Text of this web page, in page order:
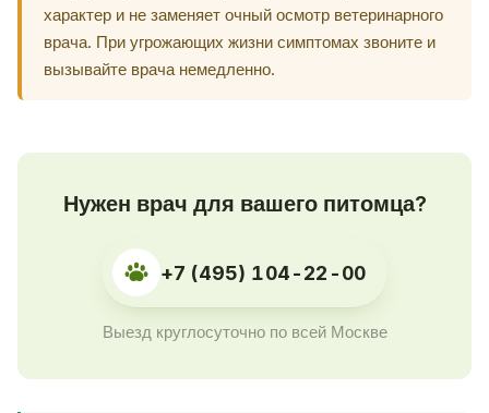
характер и не заменяет очный осмотр ветеринарного
врача. При угрожающих жизни симптомах звоните и
вызывайте врача немедленно.
Нужен врач для вашего питомца?
+7 (495) 104-22-00
Выезд круглосуточно по всей Москве